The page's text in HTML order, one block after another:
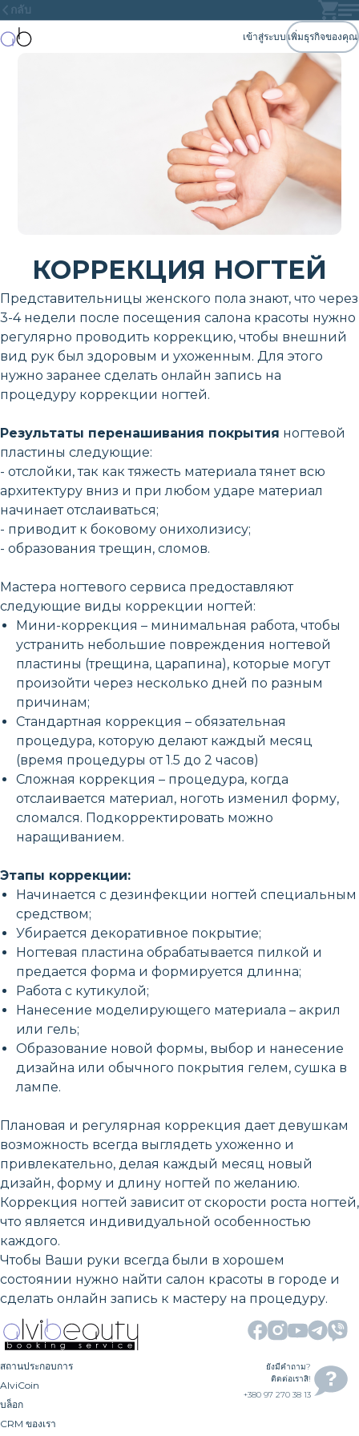
กลับ
เข้าสู่ระบบ เพิ่มธุรกิจของคุณ
КОРРЕКЦИЯ НОГТЕЙ
Представительницы женского пола знают, что через
3-4 недели после посещения салона красоты нужно
регулярно проводить коррекцию, чтобы внешний
вид рук был здоровым и ухоженным. Для этого
нужно заранее сделать онлайн запись на
процедуру коррекции ногтей.
Результаты перенашивания покрытия ногтевой
пластины следующие:
- отслойки, так как тяжесть материала тянет всю
архитектуру вниз и при любом ударе материал
начинает отслаиваться;
- приводит к боковому онихолизису;
- образования трещин, сломов.
Мастера ногтевого сервиса предоставляют
следующие виды коррекции ногтей:
Мини-коррекция – минимальная работа, чтобы
устранить небольшие повреждения ногтевой
пластины (трещина, царапина), которые могут
произойти через несколько дней по разным
причинам;
Стандартная коррекция – обязательная
процедура, которую делают каждый месяц
(время процедуры от 1.5 до 2 часов)
Сложная коррекция – процедура, когда
отслаивается материал, ноготь изменил форму,
сломался. Подкорректировать можно
наращиванием.
Этапы коррекции:
Начинается с дезинфекции ногтей специальным
средством;
Убирается декоративное покрытие;
Ногтевая пластина обрабатывается пилкой и
предается форма и формируется длинна;
Работа с кутикулой;
Нанесение моделирующего материала – акрил
или гель;
Образование новой формы, выбор и нанесение
дизайна или обычного покрытия гелем, сушка в
лампе.
Плановая и регулярная коррекция дает девушкам
возможность всегда выглядеть ухоженно и
привлекательно, делая каждый месяц новый
дизайн, форму и длину ногтей по желанию.
Коррекция ногтей зависит от скорости роста ногтей,
что является индивидуальной особенностью
каждого.
Чтобы Ваши руки всегда были в хорошем
состоянии нужно найти салон красоты в городе и
сделать онлайн запись к мастеру на процедуру.
สถานประกอบการ
AlviCoin
บล็อก
CRM ของเรา
ยังมีคำถาม?
ติดต่อเราสิ!
+380 97 270 38 13